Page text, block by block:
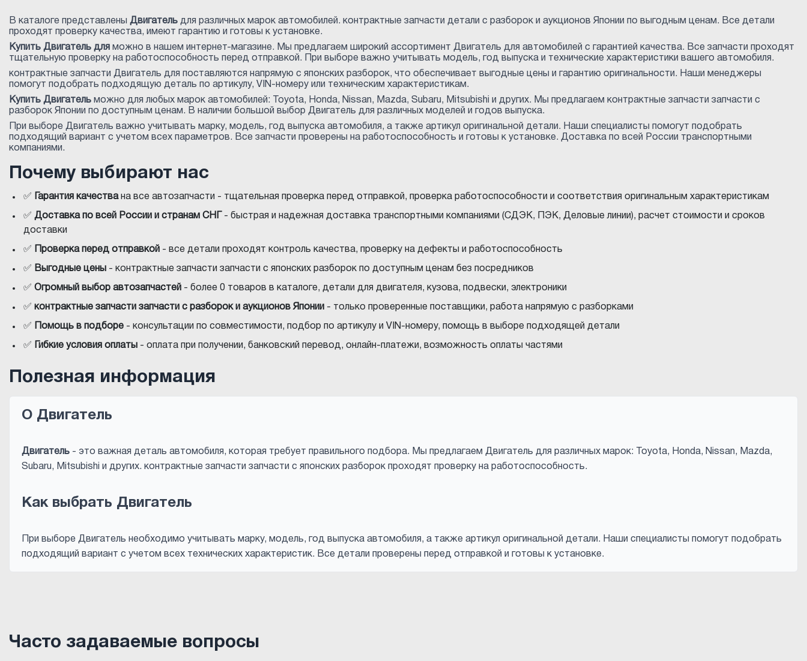
В каталоге представлены Двигатель для различных марок автомобилей. контрактные запчасти детали с разборок и аукционов Японии по выгодным ценам. Все детали
проходят проверку качества, имеют гарантию и готовы к установке.
Купить Двигатель для можно в нашем интернет-магазине. Мы предлагаем широкий ассортимент Двигатель для автомобилей с гарантией качества. Все запчасти проходят
тщательную проверку на работоспособность перед отправкой. При выборе важно учитывать модель, год выпуска и технические характеристики вашего автомобиля.
контрактные запчасти Двигатель для поставляются напрямую с японских разборок, что обеспечивает выгодные цены и гарантию оригинальности. Наши менеджеры
помогут подобрать подходящую деталь по артикулу, VIN-номеру или техническим характеристикам.
Купить Двигатель можно для любых марок автомобилей: Toyota, Honda, Nissan, Mazda, Subaru, Mitsubishi и других. Мы предлагаем контрактные запчасти запчасти с
разборок Японии по доступным ценам. В наличии большой выбор Двигатель для различных моделей и годов выпуска.
При выборе Двигатель важно учитывать марку, модель, год выпуска автомобиля, а также артикул оригинальной детали. Наши специалисты помогут подобрать
подходящий вариант с учетом всех параметров. Все запчасти проверены на работоспособность и готовы к установке. Доставка по всей России транспортными
компаниями.
Почему выбирают нас
✅ Гарантия качествана все автозапчасти - тщательная проверка перед отправкой, проверка работоспособности и соответствия оригинальным характеристикам
✅ Доставка по всей России и странам СНГ
- быстрая и надежная доставка транспортными компаниями (СДЭК, ПЭК, Деловые линии), расчет стоимости и сроков
доставки
✅ Проверка перед отправкой - все детали проходят контроль качества, проверку на дефекты и работоспособность
✅ Выгодные цены - контрактные запчасти запчасти с японских разборок по доступным ценам без посредников
✅ Огромный выбор автозапчастей - более 0 товаров в каталоге, детали для двигателя, кузова, подвески, электроники
✅ контрактные запчасти запчасти с разборок и аукционов Японии - только проверенные поставщики, работа напрямую с разборками
✅ Помощь в подборе - консультации по совместимости, подбор по артикулу и VIN-номеру, помощь в выборе подходящей детали
✅ Гибкие условия оплаты - оплата при получении, банковский перевод, онлайн-платежи, возможность оплаты частями
Полезная информация
О Двигатель
Двигатель - это важная деталь автомобиля, которая требует правильного подбора. Мы предлагаем Двигатель для различных марок: Toyota, Honda, Nissan, Mazda,
Subaru, Mitsubishi и других. контрактные запчасти запчасти с японских разборок проходят проверку на работоспособность.
Как выбрать Двигатель
При выборе Двигатель необходимо учитывать марку, модель, год выпуска автомобиля, а также артикул оригинальной детали. Наши специалисты помогут подобрать
подходящий вариант с учетом всех технических характеристик. Все детали проверены перед отправкой и готовы к установке.
Часто задаваемые вопросы